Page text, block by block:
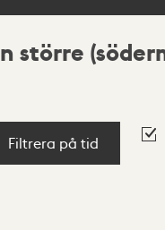
större
Filtrera på tid